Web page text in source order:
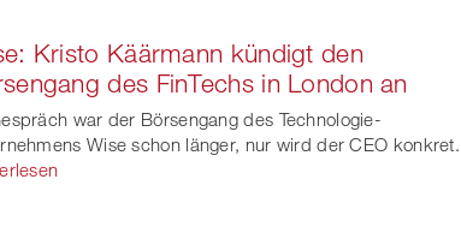
Kristo Käärmann kündigt den
des FinTechs in London an
war der Börsengang des Technologie-
Wise schon länger, nur wird der CEO konkret.